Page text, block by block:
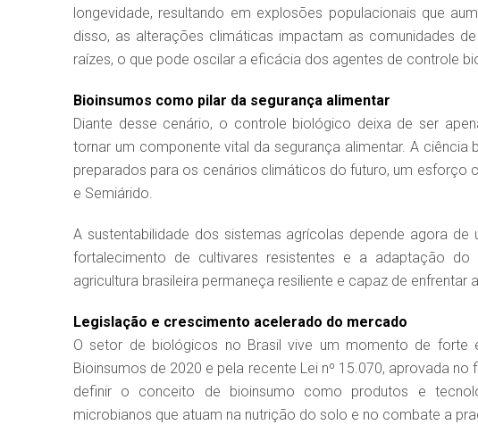
longevidade, resultando em explosões populacionais que
disso, as alterações climáticas impactam as comunidades
raízes, o que pode oscilar a eficácia dos agentes de controle
Bioinsumos como pilar da segurança alimentar
Diante desse cenário, o controle biológico deixa de ser
tornar um componente vital da segurança alimentar. A
preparados para os cenários climáticos do futuro, um esforço
e Semiárido.
A sustentabilidade dos sistemas agrícolas depende agora
fortalecimento de cultivares resistentes e a adaptação
agricultura brasileira permaneça resiliente e capaz de enfrentar
Legislação e crescimento acelerado do mercado
O setor de biológicos no Brasil vive um momento de forte
Bioinsumos de 2020 e pela recente Lei nº 15.070, aprovada
definir o conceito de bioinsumo como produtos e
microbianos que atuam na nutrição do solo e no combate a